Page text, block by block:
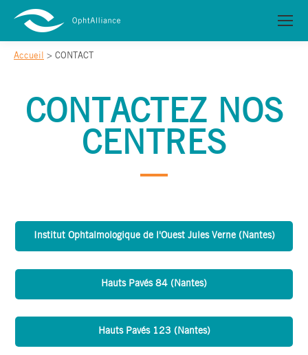
Accueil > CONTACT
CONTACTEZ NOS
CENTRES
Institut Ophtalmologique de l'Ouest Jules Verne (Nantes)
Hauts Pavés 84 (Nantes)
Hauts Pavés 123 (Nantes)